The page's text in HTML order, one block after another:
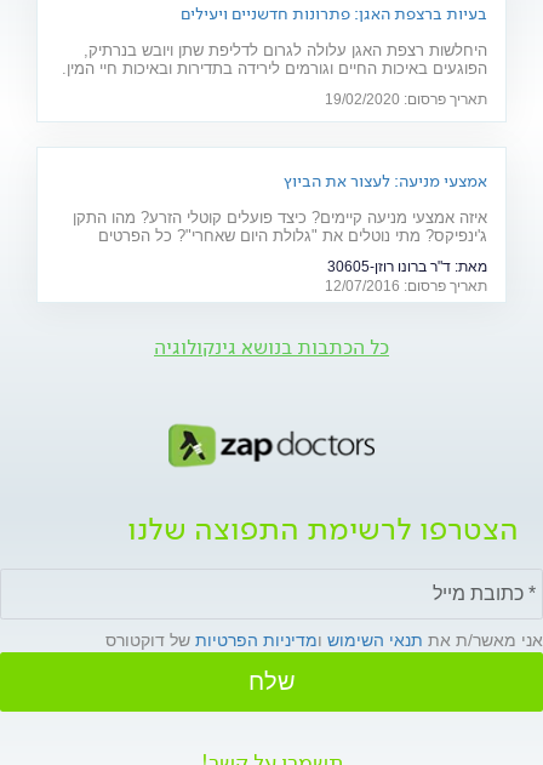
בעיות ברצפת האגן: פתרונות חדשניים ויעילים
היחלשות רצפת האגן עלולה לגרום לדליפת שתן ויובש בנרתיק,
הפוגעים באיכות החיים וגורמים לירידה בתדירות ובאיכות חיי המין.
אלקטרומגנטי ולייזר וגינלי
תאריך פרסום: 19/02/2020
אמצעי מניעה: לעצור את הביוץ
איזה אמצעי מניעה קיימים? כיצד פועלים קוטלי הזרע? מהו התקן
ג'ינפיקס? מתי נוטלים את "גלולת היום שאחרי"? כל הפרטים
מאת: ד"ר ברונו רוזן-30605
תאריך פרסום: 12/07/2016
כל הכתבות בנושא גינקולוגיה
הצטרפו לרשימת התפוצה שלנו
אני מאשר/ת את תנאי השימוש ומדיניות הפרטיות של דוקטורס
שלח